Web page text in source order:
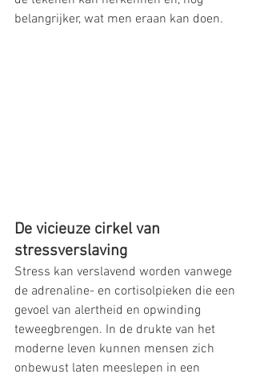
belangrijker, wat men eraan kan doen.
De vicieuze cirkel van
stressverslaving
Stress kan verslavend worden vanwege
de adrenaline- en cortisolpieken die een
gevoel van alertheid en opwinding
teweegbrengen. In de drukte van het
moderne leven kunnen mensen zich
onbewust laten meeslepen in een